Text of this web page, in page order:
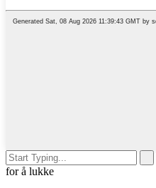
for å lukke